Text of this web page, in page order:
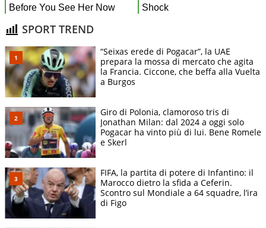
SPORT TREND
“Seixas erede di Pogacar”, la UAE
prepara la mossa di mercato che agita
la Francia. Ciccone, che beffa alla Vuelta
a Burgos
Giro di Polonia, clamoroso tris di
Jonathan Milan: dal 2024 a oggi solo
Pogacar ha vinto più di lui. Bene Romele
e Skerl
FIFA, la partita di potere di Infantino: il
Marocco dietro la sfida a Ceferin.
Scontro sul Mondiale a 64 squadre, l’ira
di Figo